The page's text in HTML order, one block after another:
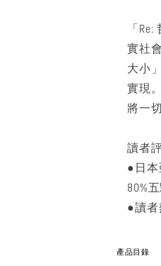
「
實社
大小
實現。
將一
讀者
●日本
80%
●讀者
產品目錄